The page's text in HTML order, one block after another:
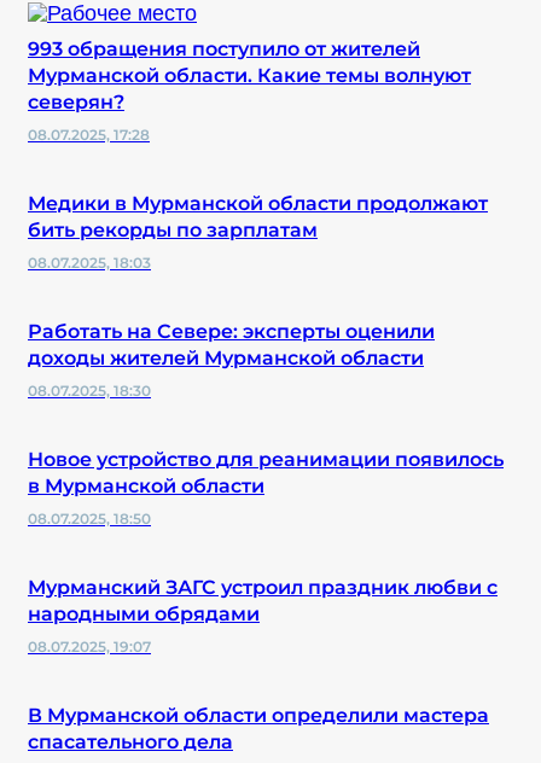
993 обращения поступило от жителей
Мурманской области. Какие темы волнуют
северян?
08.07.2025, 17:28
Медики в Мурманской области продолжают
бить рекорды по зарплатам
08.07.2025, 18:03
Работать на Севере: эксперты оценили
доходы жителей Мурманской области
08.07.2025, 18:30
Новое устройство для реанимации появилось
в Мурманской области
08.07.2025, 18:50
Мурманский ЗАГС устроил праздник любви с
народными обрядами
08.07.2025, 19:07
В Мурманской области определили мастера
спасательного дела